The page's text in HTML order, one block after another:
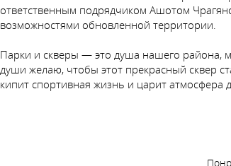
ответственным подрядчиком Ашотом
возможностями обновленной территории.
Парки и скверы — это душа нашего района,
души желаю, чтобы этот прекрасный сквер
кипит спортивная жизнь и царит атмосфера